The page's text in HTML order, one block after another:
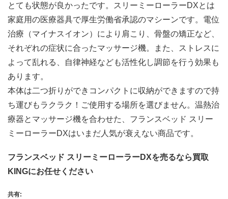
とても状態が良かったです。スリーミーローラーDXとは
家庭用の医療器具で厚生労働省承認のマシーンです。電位
治療（マイナスイオン）により肩こり、骨盤の矯正など、
それぞれの症状に合ったマッサージ機。また、ストレスに
よって乱れる、自律神経なども活性化し調節を行う効果も
あります。
本体は二つ折りができコンパクトに収納ができますので持
ち運びもラクラク！ご使用する場所を選びません。温熱治
療器とマッサージ機を合わせた、フランスベッド スリー
ミーローラーDXはいまだ人気が衰えない商品です。
フランスベッド スリーミーローラーDXを売るなら買取
KINGにお任せください
共有: